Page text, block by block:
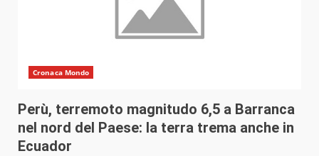
Cronaca Mondo
Perù, terremoto magnitudo 6,5 a Barranca
nel nord del Paese: la terra trema anche in
Ecuador